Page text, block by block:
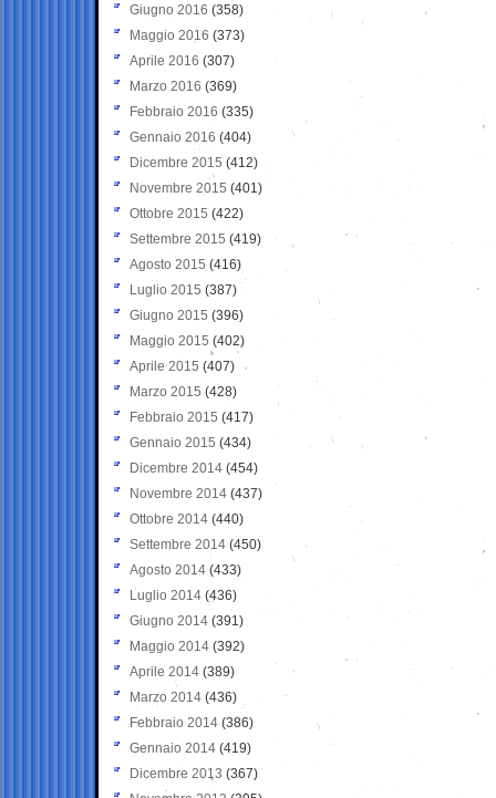
Giugno 2016 (358)
Maggio 2016 (373)
Aprile 2016 (307)
Marzo 2016 (369)
Febbraio 2016 (335)
Gennaio 2016 (404)
Dicembre 2015 (412)
Novembre 2015 (401)
Ottobre 2015 (422)
Settembre 2015 (419)
Agosto 2015 (416)
Luglio 2015 (387)
Giugno 2015 (396)
Maggio 2015 (402)
Aprile 2015 (407)
Marzo 2015 (428)
Febbraio 2015 (417)
Gennaio 2015 (434)
Dicembre 2014 (454)
Novembre 2014 (437)
Ottobre 2014 (440)
Settembre 2014 (450)
Agosto 2014 (433)
Luglio 2014 (436)
Giugno 2014 (391)
Maggio 2014 (392)
Aprile 2014 (389)
Marzo 2014 (436)
Febbraio 2014 (386)
Gennaio 2014 (419)
Dicembre 2013 (367)